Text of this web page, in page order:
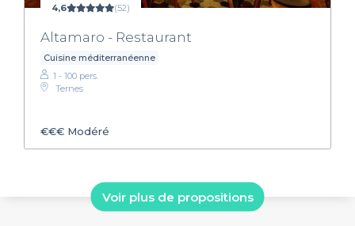
4,6 (52)
Altamaro - Restaurant
Cuisine méditerranéenne
1 - 100 pers.
Ternes
€€€ Modéré
Voir plus de propositions